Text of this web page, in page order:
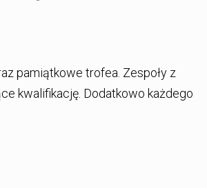
pamiątkowe trofea. Zespoły z
kwalifikację. Dodatkowo każdego